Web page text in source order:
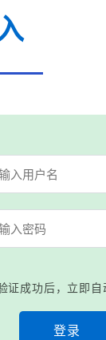
证成功后，立即
登录